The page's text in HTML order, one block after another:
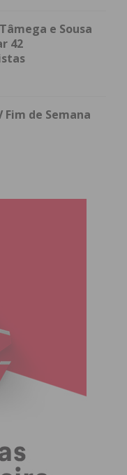
e Sousa
42
Fim de Semana